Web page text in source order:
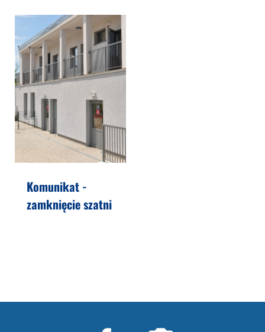
Komunikat -
zamknięcie szatni